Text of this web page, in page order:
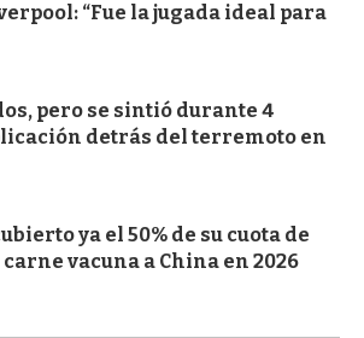
“Fue la jugada ideal para
pero se sintió durante 4
detrás del terremoto en
ya el 50% de su cuota de
vacuna a China en 2026